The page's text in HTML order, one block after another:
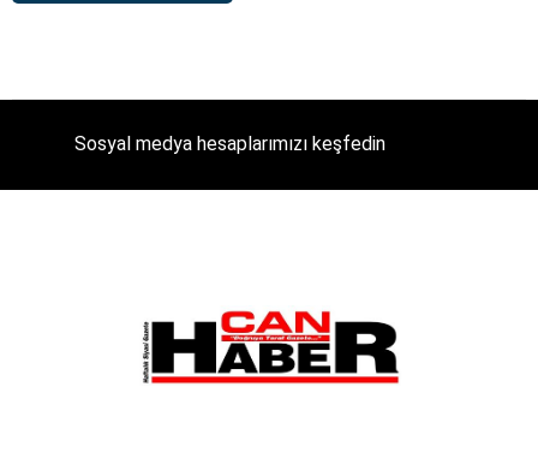
Sosyal medya hesaplarımızı keşfedin